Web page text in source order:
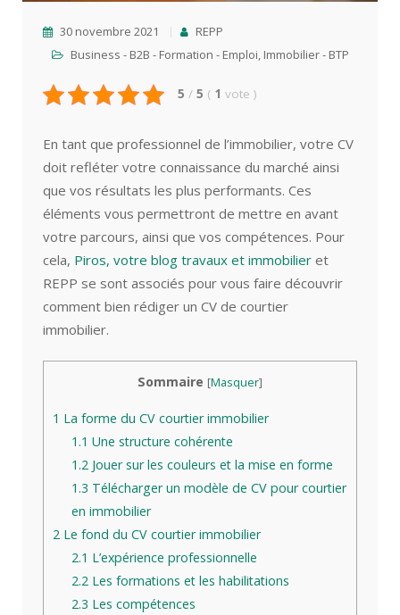
30 novembre 2021
REPP
Business - B2B - Formation - Emploi, Immobilier - BTP
5 / 5 ( 1 vote)
En tant que professionnel de l’immobilier, votre CV
doit refléter votre connaissance du marché ainsi
que vos résultats les plus performants. Ces
éléments vous permettront de mettre en avant
votre parcours, ainsi que vos compétences. Pour
cela, Piros, votre blog travaux et immobilier et
REPP se sont associés pour vous faire découvrir
comment bien rédiger un CV de courtier
immobilier.
Sommaire [Masquer]
1 La forme du CV courtier immobilier
1.1 Une structure cohérente
1.2 Jouer sur les couleurs et la mise en forme
1.3 Télécharger un modèle de CV pour courtier
en immobilier
2 Le fond du CV courtier immobilier
2.1 L’expérience professionnelle
2.2 Les formations et les habilitations
2.3 Les compétences